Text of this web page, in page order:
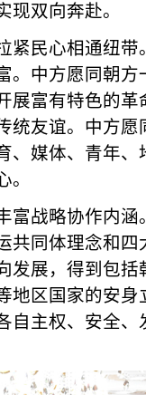
现双向奔赴。
紧民心相通纽
。中方愿同朝
展富有特色的
统友谊。中方
、媒体、青年
富战略协作内
共同体理念和
发展，得到包
地区国家的安
自主权、安全